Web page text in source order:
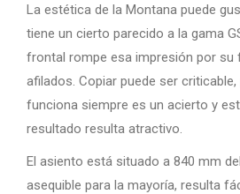
La estética de la Montana puede
tiene un cierto parecido a la gama
frontal rompe esa impresión por su
afilados. Copiar puede ser
funciona siempre es un acierto y
resultado resulta atractivo.
El asiento está situado a 840 mm
asequible para la mayoría, resulta